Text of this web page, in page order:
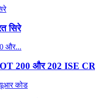
सिरे
200 और 202 ISE